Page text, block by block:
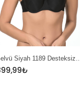
Nbb 4618 Ekru Dantel…